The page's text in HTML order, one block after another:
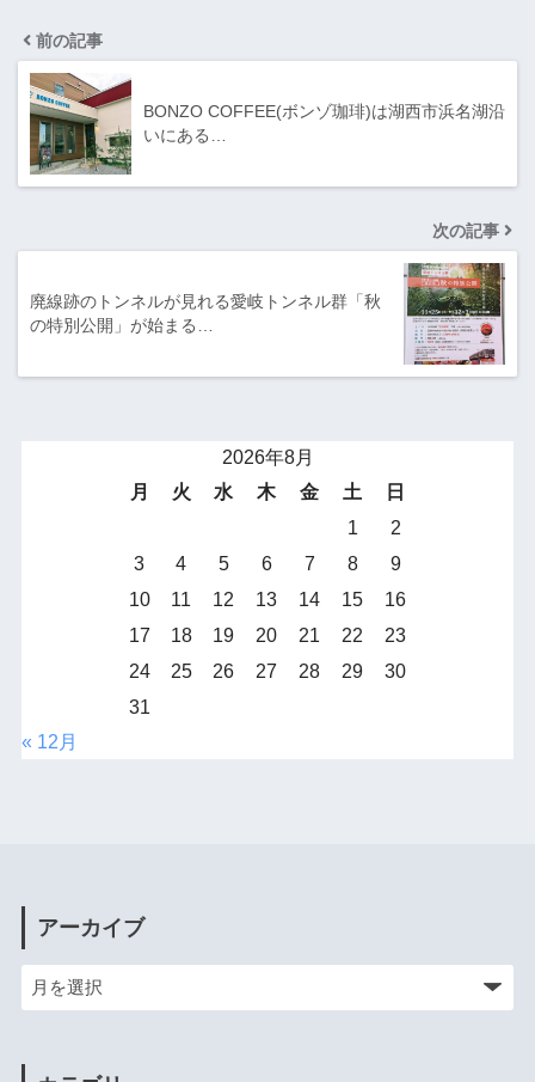
前の記事
BONZO COFFEE(ボンゾ珈琲)は湖西市浜名湖沿
いにある…
次の記事
廃線跡のトンネルが見れる愛岐トンネル群「秋
の特別公開」が始まる…
2026年8月
月
火 水 木 金 土
日
1
2
3
4 5 6 7 8
9
10
11 12 13 14 15
16
17
18 19 20 21 22
23
24
25 26 27 28 29
30
31
« 12月
アーカイブ